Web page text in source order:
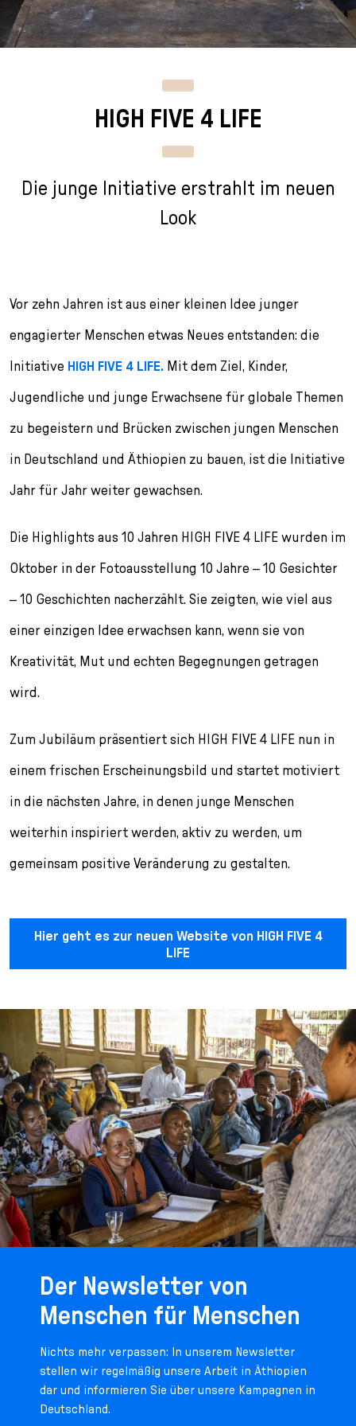
n
g
p
r
i
n
e
e
c
i
o
h
l
HIGH FIVE 4 LIFE
Die junge Initiative erstrahlt im neuen
Look
Vor zehn Jahren ist aus einer kleinen Idee junger
engagierter Menschen etwas Neues entstanden: die
Initiative HIGH FIVE 4 LIFE. Mit dem Ziel, Kinder,
Jugendliche und junge Erwachsene für globale Themen
zu begeistern und Brücken zwischen jungen Menschen
in Deutschland und Äthiopien zu bauen, ist die Initiative
Jahr für Jahr weiter gewachsen.
Die Highlights aus 10 Jahren HIGH FIVE 4 LIFE wurden im
Oktober in der Fotoausstellung 10 Jahre – 10 Gesichter
– 10 Geschichten nacherzählt. Sie zeigten, wie viel aus
einer einzigen Idee erwachsen kann, wenn sie von
Kreativität, Mut und echten Begegnungen getragen
wird.
Zum Jubiläum präsentiert sich HIGH FIVE 4 LIFE nun in
einem frischen Erscheinungsbild und startet motiviert
in die nächsten Jahre, in denen junge Menschen
weiterhin inspiriert werden, aktiv zu werden, um
gemeinsam positive Veränderung zu gestalten.
Hier geht es zur neuen Website von HIGH FIVE 4
LIFE
Der Newsletter von
Menschen für Menschen
Nichts mehr verpassen: In unserem Newsletter
stellen wir regelmäßig unsere Arbeit in Äthiopien
dar und informieren Sie über unsere Kampagnen in
Deutschland.